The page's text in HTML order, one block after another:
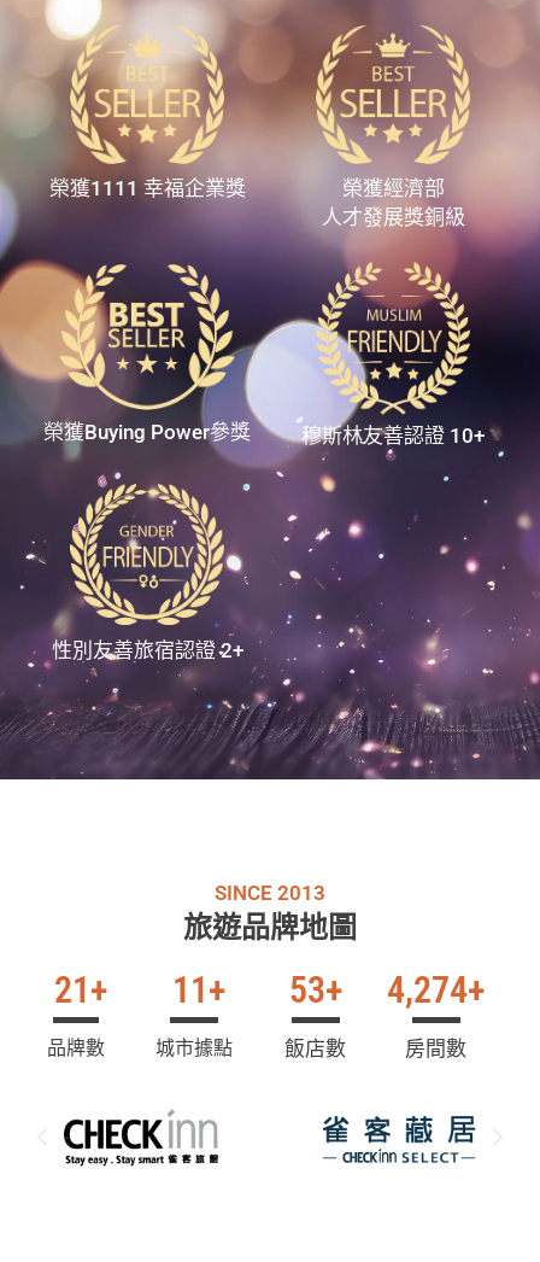
榮獲1111 幸福企業獎
榮獲經濟部
人才發展獎銅級
榮獲Buying Power參獎 穆斯林友善認證 10+
性別友善旅宿認證 2+
SINCE 2013
旅遊品牌地圖
21+
品牌數
11+
城市據點
53+
飯店數
4,274+
房間數